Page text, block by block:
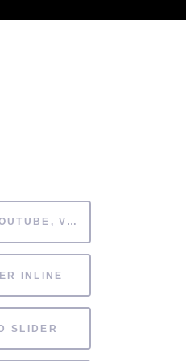
MP4, YOUTUBE, VIMEO
INLINE
SLIDER